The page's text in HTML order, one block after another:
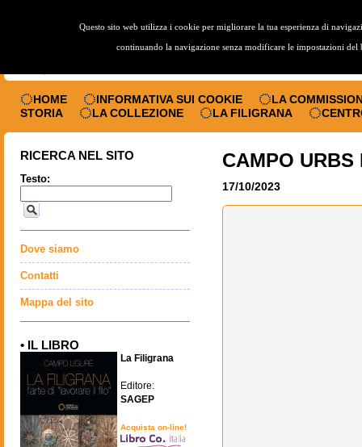
Questo sito web utilizza i cookie per migliorare la tua esperienza di
continuando la navigazione senza modificare le impostazioni
HOME INFORMATIVA SUI COOKIE
LA
STORIA
LA COLLEZIONE LA FILIGRANA
RICERCA NEL SITO
Testo:
Dove siamo
Contatti
Mappa del sito
• IL LIBRO
La Filigrana
Editore:
SAGEP
Acquista on-line!
CAMPO URBS
17/10/2023